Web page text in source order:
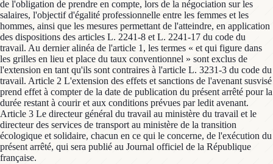
de l'obligation de prendre en compte, lors de la négociation sur les
salaires, l'objectif d'égalité professionnelle entre les femmes et les
hommes, ainsi que les mesures permettant de l'atteindre, en application
des dispositions des articles L. 2241-8 et L. 2241-17 du code du
travail. Au dernier alinéa de l'article 1, les termes « et qui figure dans
les grilles en lieu et place du taux conventionnel » sont exclus de
l'extension en tant qu'ils sont contraires à l'article L. 3231-3 du code du
travail. Article 2 L'extension des effets et sanctions de l'avenant susvisé
prend effet à compter de la date de publication du présent arrêté pour la
durée restant à courir et aux conditions prévues par ledit avenant.
Article 3 Le directeur général du travail au ministère du travail et le
directeur des services de transport au ministère de la transition
écologique et solidaire, chacun en ce qui le concerne, de l'exécution du
présent arrêté, qui sera publié au Journal officiel de la République
française.